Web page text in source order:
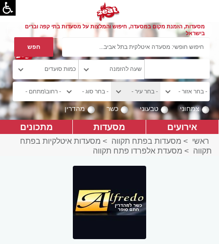
מסעדות, הזמנת מקום במסעדה, חיפוש והמלצות על מסעדות בתי קפה וברים
בישראל
צמחוני טבעוני כשר מהדרין
אירועים מסעדות מתכונים
ראשי > מסעדות בפתח תקווה > מסעדות איטלקיות בפתח
תקווה > מסעדת אלפרדו פתח תקווה